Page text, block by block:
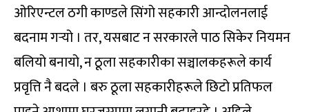
ओरिएन्टल ठगी काण्डले सिंगो सहकारी आन्दोलनलाई
बदनाम गर्‍यो । तर, यसबाट न सरकारले पाठ सिकेर नियमन
बलियो बनायो, न ठूला सहकारीका सञ्चालकहरूले कार्य
प्रवृत्ति नै बदले । बरु ठूला सहकारीहरूले छिटो प्रतिफल